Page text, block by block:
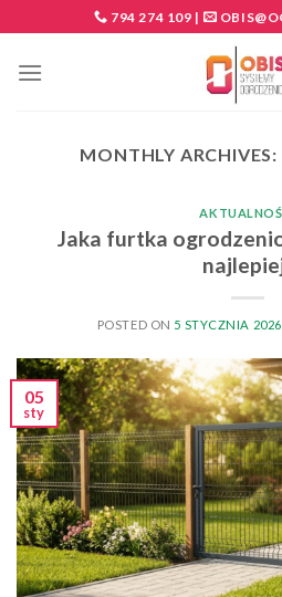
to
content
794 274 109 |
MONTHLY ARCHIVES:
Jaka furtka
POSTED ON 5 STYCZNIA 2026
05
sty